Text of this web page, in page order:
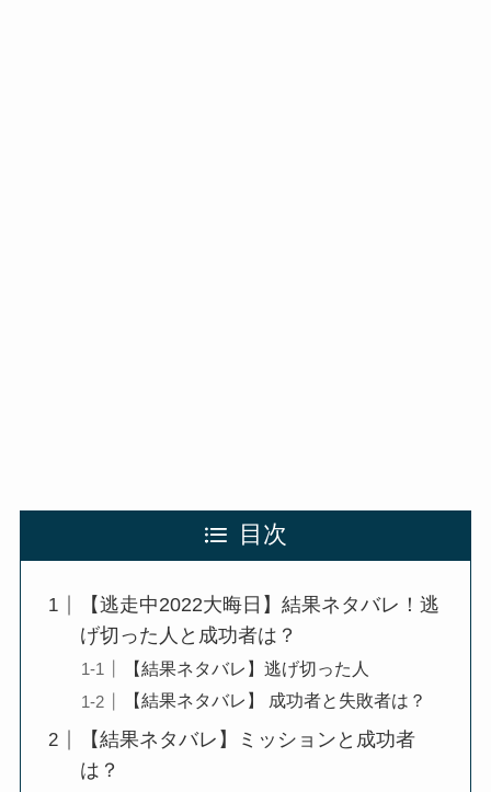
目次
【逃走中2022大晦日】結果ネタバレ！逃
げ切った人と成功者は？
【結果ネタバレ】逃げ切った人
【結果ネタバレ】 成功者と失敗者は？
【結果ネタバレ】ミッションと成功者
は？